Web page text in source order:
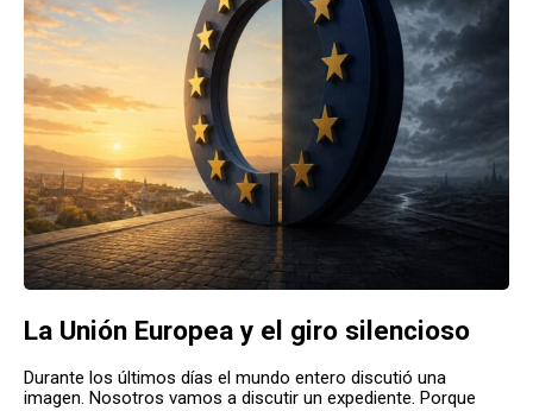
La Unión Europea y el giro silencioso
Durante los últimos días el mundo entero discutió una
imagen. Nosotros vamos a discutir un expediente. Porque